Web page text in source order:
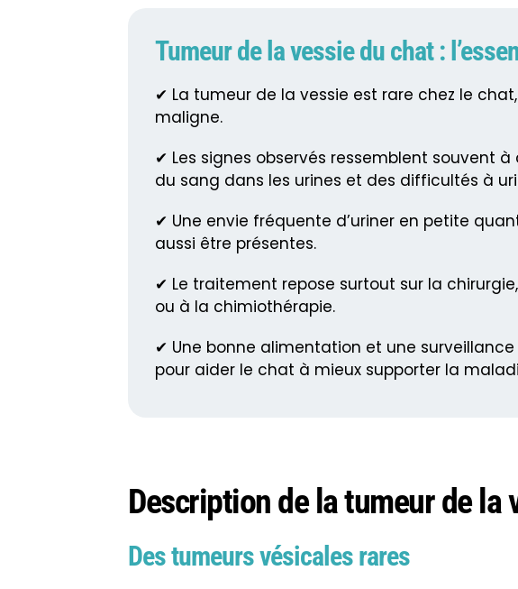
Tumeur de la vessie du chat :
✔ La tumeur de la vessie est rare chez le
maligne.
✔ Les signes observés ressemblent souvent
du sang dans les urines et des difficultés à
✔ Une envie fréquente d’uriner en petite
aussi être présentes.
✔ Le traitement repose surtout sur la
ou à la chimiothérapie.
✔ Une bonne alimentation et une
pour aider le chat à mieux supporter la
Description de la tumeur de la
Des tumeurs vésicales rares